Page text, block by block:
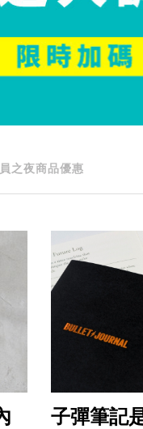
之夜商品優惠
子彈筆記